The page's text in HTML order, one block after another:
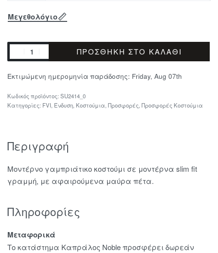
Μεγεθολόγιο
ΠΡΟΣΘΉΚΗ ΣΤΟ ΚΑΛΆΘΙ
Εκτιμώμενη ημερομηνία παράδοσης: Friday, Aug 07th
SU2414_0
Κατηγορίες: FVI Ένδυση Κοστούμια Προσφορές Προσφορές Κοστούμια
Περιγραφή
Μοντέρνο γαμπριάτικο κοστούμι σε μοντέρνα slim fit
γραμμή, με αφαιρούμενα μαύρα πέτα.
Πληροφορίες
Μεταφορικά
Το κατάστημα Καπράλος Noble προσφέρει δωρεάν